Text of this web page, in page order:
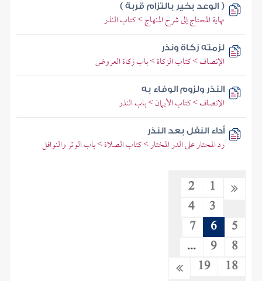
( الوعد بخير بالتزام قربة )
نهاية المحتاج إلى شرح المنهاج > كتاب النذر
لزمته زكاة ونذر
الإنصاف > كتاب الزكاة > باب زكاة العروض
النذر ولزوم الوفاء به
الإنصاف > كتاب الأيمان > باب النذر
أداء النفل بعد النذر
رد المحتار على الدر المختار > كتاب الصلاة > باب الوتر والنوافل
1
2
3
4
5
6
7
8
9
...
18
19